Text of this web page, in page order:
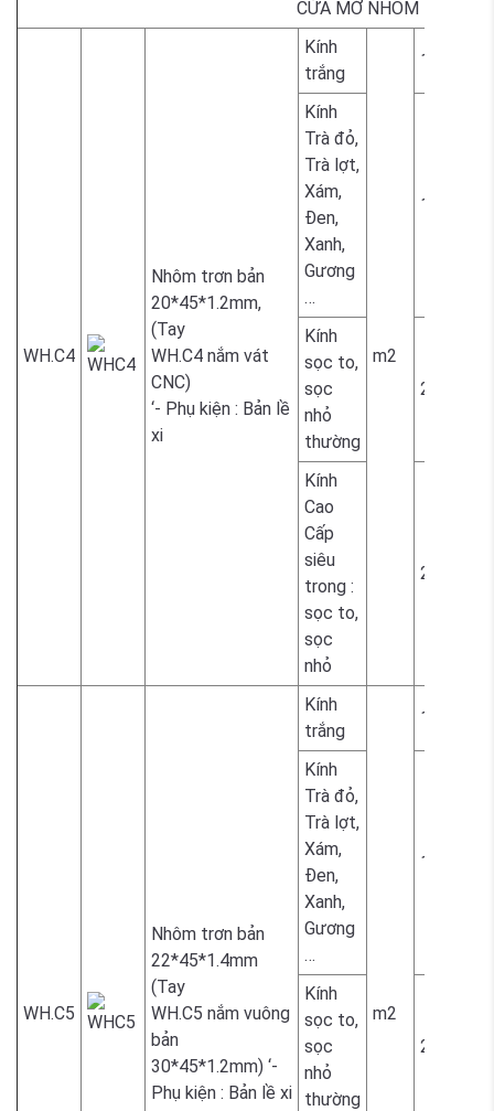
CỬA MỞ NHÔM BẢN TO
WH.C4
Nhôm trơn bản
20*45*1.2mm,
(Tay
WH.C4 nắm vát
CNC)
‘- Phụ kiện : Bản lề
xi
Kính
trắng
m2
Kính
Trà đỏ,
Trà lợt,
Xám,
Đen,
Xanh,
Gương
…
Kính
sọc to,
sọc
nhỏ
thường
Kính
Cao
Cấp
siêu
trong :
sọc to,
sọc
nhỏ
WH.C5
Nhôm trơn bản
22*45*1.4mm
(Tay
WH.C5 nắm vuông
bản
30*45*1.2mm) ‘-
Phụ kiện : Bản lề xi
Kính
trắng
m2
Kính
Trà đỏ,
Trà lợt,
Xám,
Đen,
Xanh,
Gương
…
Kính
sọc to,
sọc
nhỏ
thường